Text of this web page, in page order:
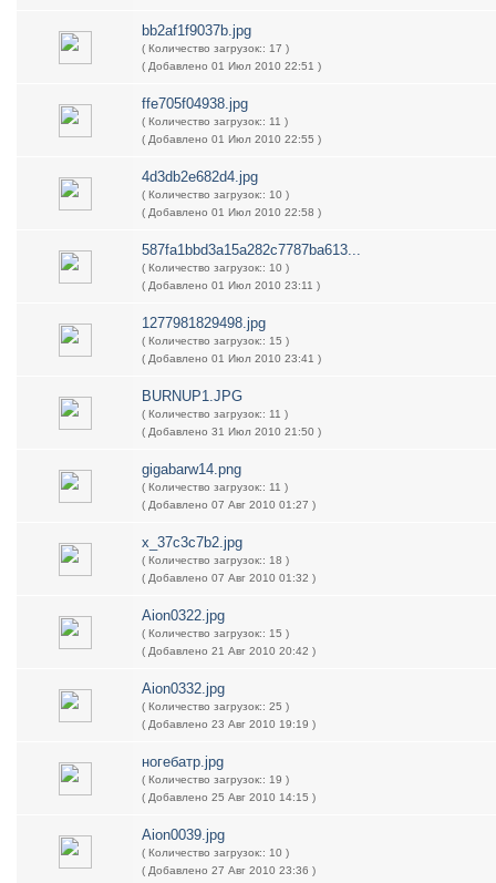
bb2af1f9037b.jpg
( Количество загрузок:: 17 )
( Добавлено 01 Июл 2010 22:51 )
ffe705f04938.jpg
( Количество загрузок:: 11 )
( Добавлено 01 Июл 2010 22:55 )
4d3db2e682d4.jpg
( Количество загрузок:: 10 )
( Добавлено 01 Июл 2010 22:58 )
587fa1bbd3a15a282c7787ba613...
( Количество загрузок:: 10 )
( Добавлено 01 Июл 2010 23:11 )
1277981829498.jpg
( Количество загрузок:: 15 )
( Добавлено 01 Июл 2010 23:41 )
BURNUP1.JPG
( Количество загрузок:: 11 )
( Добавлено 31 Июл 2010 21:50 )
gigabarw14.png
( Количество загрузок:: 11 )
( Добавлено 07 Авг 2010 01:27 )
x_37c3c7b2.jpg
( Количество загрузок:: 18 )
( Добавлено 07 Авг 2010 01:32 )
Aion0322.jpg
( Количество загрузок:: 15 )
( Добавлено 21 Авг 2010 20:42 )
Aion0332.jpg
( Количество загрузок:: 25 )
( Добавлено 23 Авг 2010 19:19 )
ногебатр.jpg
( Количество загрузок:: 19 )
( Добавлено 25 Авг 2010 14:15 )
Aion0039.jpg
( Количество загрузок:: 10 )
( Добавлено 27 Авг 2010 23:36 )